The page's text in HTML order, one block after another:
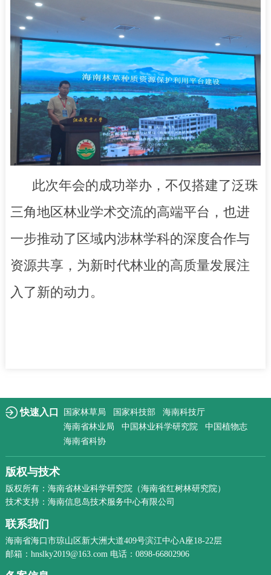
此次年会的成功举办，不仅搭建了泛珠
三角地区林业学术交流的高端平台，也进
一步推动了区域内涉林学科的深度合作与
资源共享，为新时代林业的高质量发展注
入了新的动力。
快速入口 国家林草局 国家科技部
海南科技厅
海南省林业局
中国林业科学研究院
中国植物志
海南省科协
版权与技术
版权所有：海南省林业科学研究院（海南省红树林研究院）
技术支持：海南信息岛技术服务中心有限公司
联系我们
海南省海口市琼山区新大洲大道409号滨江中心A座18-22层
邮箱：hnslky2019@163.com 电话：0898-66802906